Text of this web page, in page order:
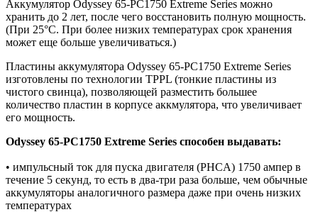
Аккумулятор Odyssey 65-PC1750 Extreme Series можно
хранить до 2 лет, после чего восстановить полную мощность.
(При 25°C. При более низких температурах срок хранения
может еще больше увеличиваться.)
Пластины аккумулятора Odyssey 65-PC1750 Extreme Series
изготовлены по технологии TPPL (тонкие пластины из
чистого свинца), позволяющей разместить большее
количество пластин в корпусе аккмулятора, что увеличивает
его мощность.
Odyssey 65-PC1750 Extreme Series способен выдавать:
• импульсный ток для пуска двигателя (PHCA) 1750 ампер в
течение 5 секунд, то есть в два-три раза больше, чем обычные
аккумуляторы аналогичного размера даже при очень низких
температурах